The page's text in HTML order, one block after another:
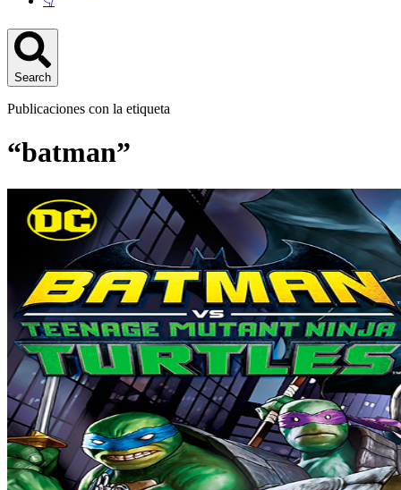
Search
Publicaciones con la etiqueta
“batman”